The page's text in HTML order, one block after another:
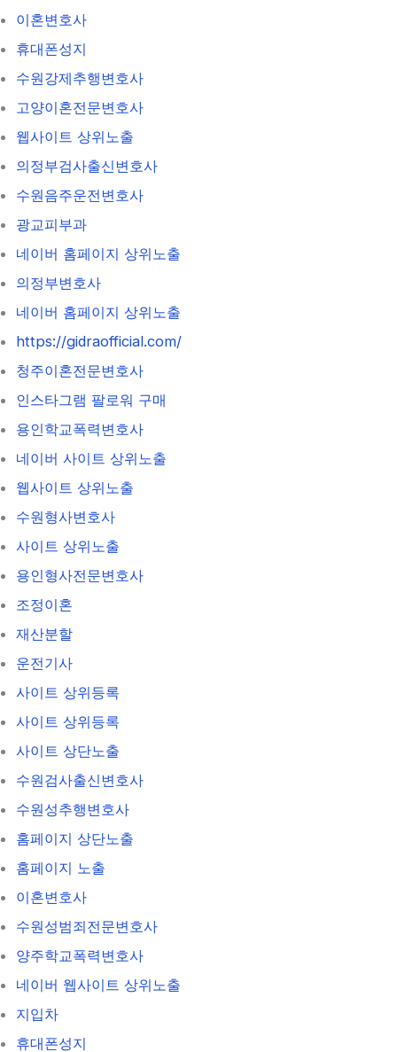
이혼변호사
휴대폰성지
수원강제추행변호사
고양이혼전문변호사
웹사이트 상위노출
의정부검사출신변호사
수원음주운전변호사
광교피부과
네이버 홈페이지 상위노출
의정부변호사
네이버 홈페이지 상위노출
https://gidraofficial.com/
청주이혼전문변호사
인스타그램 팔로워 구매
용인학교폭력변호사
네이버 사이트 상위노출
웹사이트 상위노출
수원형사변호사
사이트 상위노출
용인형사전문변호사
조정이혼
재산분할
운전기사
사이트 상위등록
사이트 상위등록
사이트 상단노출
수원검사출신변호사
수원성추행변호사
홈페이지 상단노출
홈페이지 노출
이혼변호사
수원성범죄전문변호사
양주학교폭력변호사
네이버 웹사이트 상위노출
지입차
휴대폰성지